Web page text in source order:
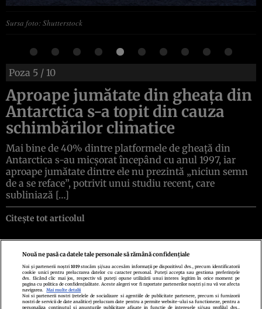
Sursa foto: Shutterstock
Poza 5 / 10
Aproape jumătate din gheața din
Antarctica s-a topit din cauza
schimbărilor climatice
Mai bine de 40% dintre platformele de gheață din
Antarctica s-au micșorat începând cu anul 1997, iar
aproape jumătate dintre ele nu prezintă „niciun semn
de a se reface”, potrivit unui studiu recent, care
subliniază […]
Citește tot articolul
Politica de confidenţialitatePolitica de cookiesTermeni şi condiţii
Echipa redacționalăContactSetări Cookies
Nouă ne pasă ca datele tale personale să rămână confidențiale
Noi și partenerii noștri1019 stocăm și/sau accesăm informații pe dispozitivul dvs., precum identificatorii
cookie unici pentru prelucrarea datelor cu caracter personal. Puteți accepta sau gestiona preferințele
dvs. făcând clic mai jos, respectiv vă puteți opune utilizării unui interes legitim în orice moment pe
pagina cu politica de confidențialitate. Aceste alegeri vor fi raportate partenerilor noștri și nu vă vor afecta
navigarea.
Mai multe detalii
Noi si partenerii nostri (retelele de socializare si agentiile de publicitate partenere, precum si furnizorii
nostri de servicii de date analitice) prelucram date pentru a permite website-ului sa functioneze, pentru a
personaliza continutul si anunturile publicitare afisate in functie de interesele si/sau profilul dvs.,